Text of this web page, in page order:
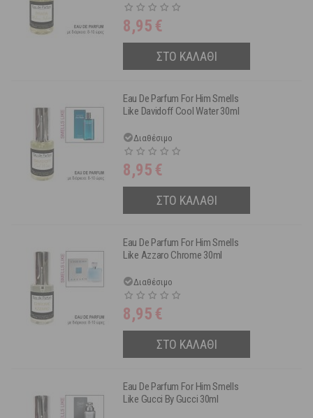
8,95 €
ΣΤΟ ΚΑΛΑΘΙ
Eau De Parfum For Him Smells
Like Davidoff Cool Water 30ml
Διαθέσιμο
8,95 €
ΣΤΟ ΚΑΛΑΘΙ
Eau De Parfum For Him Smells
Like Azzaro Chrome 30ml
Διαθέσιμο
8,95 €
ΣΤΟ ΚΑΛΑΘΙ
Eau De Parfum For Him Smells
Like Gucci By Gucci 30ml